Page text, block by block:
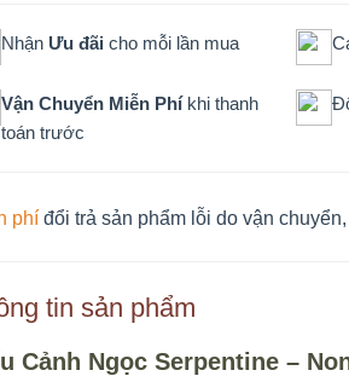
Nhận Ưu đãi cho mỗi lần mua
Vận Chuyển Miễn Phíkhi thanh
toán trước
phí đổi trả sản phẩm lỗi do vận
tin sản phẩm
Cảnh Ngọc Serpentine –